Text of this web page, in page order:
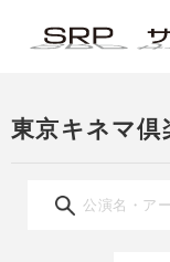
東京キネマ倶